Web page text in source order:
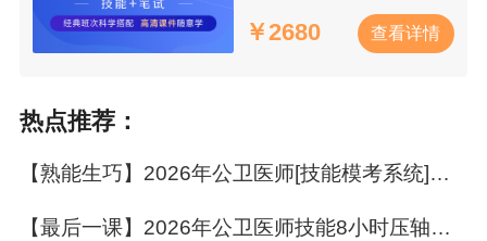
￥2680 查看详情
热点推荐：
【熟能生巧】2026年公卫医师[技能模考系统]分站式实战演练
【最后一课】2026年公卫医师技能8小时压轴课 专治考前抱佛脚！